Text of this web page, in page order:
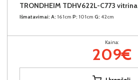
TRONDHEIM TDHV622L-C773 vitrina
Išmatavimai: A: 161cm P: 101cm G: 42cm
Kaina:
209€